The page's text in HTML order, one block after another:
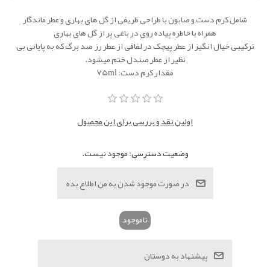
شامل کرم دست و صابون با طراحی ظریفی از گل های بهاری و عطر ماندگار
همراه با خاطره پیاده روی در باغی پر از گل های بهاری
ترکیبی خیال انگیز از عطر پیچک در لفافی از عطر رز صد برگ که به پایانی بی
نظیر از عطر صندل ختم میشود.
مقدار کرم دست: 75ml
اولین نقد و بررسی برای این محصول
وضعیت دسترسی:موجود نیست.
ناموجود